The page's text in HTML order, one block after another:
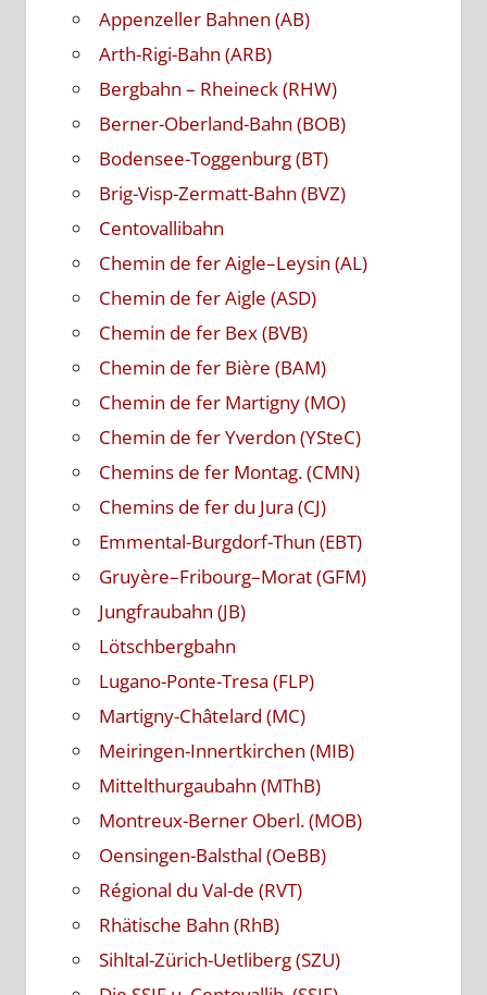
Appenzeller Bahnen (AB)
Arth-Rigi-Bahn (ARB)
Bergbahn – Rheineck (RHW)
Berner-Oberland-Bahn (BOB)
Bodensee-Toggenburg (BT)
Brig-Visp-Zermatt-Bahn (BVZ)
Centovallibahn
Chemin de fer Aigle–Leysin (AL)
Chemin de fer Aigle (ASD)
Chemin de fer Bex (BVB)
Chemin de fer Bière (BAM)
Chemin de fer Martigny (MO)
Chemin de fer Yverdon (YSteC)
Chemins de fer Montag. (CMN)
Chemins de fer du Jura (CJ)
Emmental-Burgdorf-Thun (EBT)
Gruyère–Fribourg–Morat (GFM)
Jungfraubahn (JB)
Lötschbergbahn
Lugano-Ponte-Tresa (FLP)
Martigny-Châtelard (MC)
Meiringen-Innertkirchen (MIB)
Mittelthurgaubahn (MThB)
Montreux-Berner Oberl. (MOB)
Oensingen-Balsthal (OeBB)
Régional du Val-de (RVT)
Rhätische Bahn (RhB)
Sihltal-Zürich-Uetliberg (SZU)